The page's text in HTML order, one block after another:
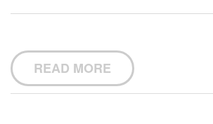
READ MORE